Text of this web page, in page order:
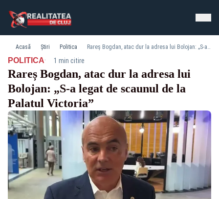
Acasă Știri Politica Rareș Bogdan, atac dur la adresa lui Bolojan: „S-a legat de scaunul de la Palatul Victoria”
POLITICA· 1 min citire
Rareș Bogdan, atac dur la adresa lui
Bolojan: „S-a legat de scaunul de la
Palatul Victoria”